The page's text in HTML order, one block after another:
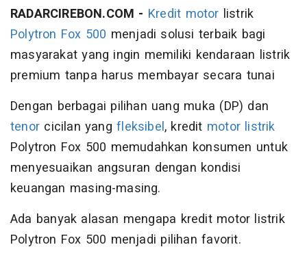
RADARCIREBON.COM - Kredit motor listrik
Polytron Fox 500 menjadi solusi terbaik bagi
masyarakat yang ingin memiliki kendaraan listrik
premium tanpa harus membayar secara tunai
Dengan berbagai pilihan uang muka (DP) dan
tenor cicilan yangfleksibel, kredit motor listrik
Polytron Fox 500 memudahkan konsumen untuk
menyesuaikan angsuran dengan kondisi
keuangan masing-masing.
Ada banyak alasan mengapa kredit motor listrik
Polytron Fox 500 menjadi pilihan favorit.